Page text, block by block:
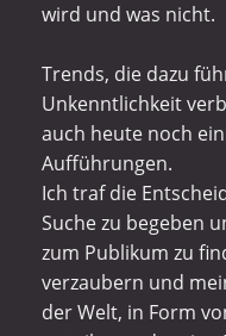
wird und was nicht.
Trends, die dazu
Unkenntlichkeit
auch heute noch
Aufführungen.
Ich traf die
Suche zu begeben
zum Publikum zu
verzaubern und
der Welt, in Form